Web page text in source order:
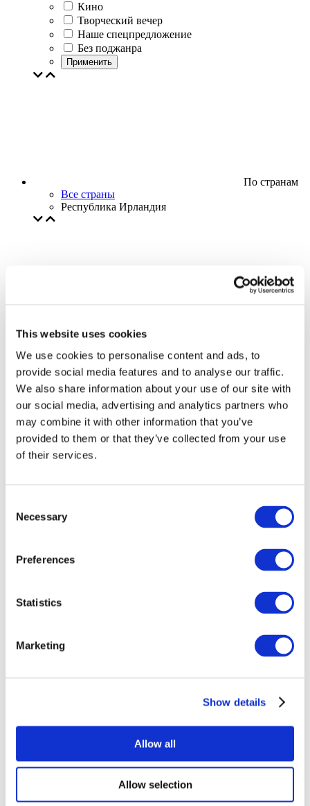
This website uses cookies
We use cookies to personalise content and ads, to
provide social media features and to analyse our traffic.
We also share information about your use of our site with
our social media, advertising and analytics partners who
may combine it with other information that you’ve
provided to them or that they’ve collected from your use
of their services.
Selection
Necessary
Preferences
Statistics
Marketing
Show details
Allow all
Allow selection
Кино
Творческий вечер
Наше спецпредложение
Без поджанра
Применить
По странам
Все страны
Республика Ирландия
Творческий вечер
Наше спецпредложение
Применить